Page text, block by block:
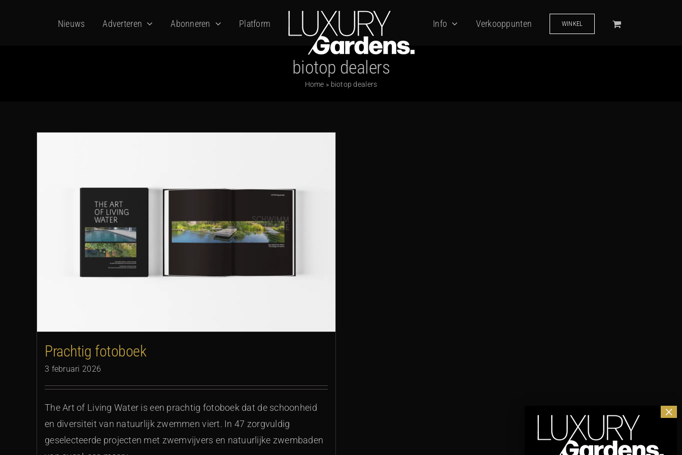
Nieuws Adverteren Abonneren Platform Info Verkooppunten WINKEL
biotop dealers
Home » biotop dealers
Prachtig fotoboek
3 februari 2026
The Art of Living Water is een prachtig fotoboek dat de schoonheid
en diversiteit van natuurlijk zwemmen viert. In 47 zorgvuldig
geselecteerde projecten met zwemvijvers en natuurlijke zwembaden